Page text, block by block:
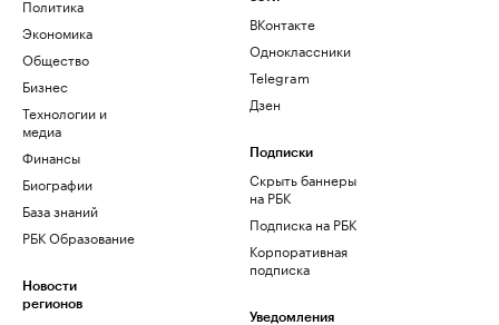
Политика
Экономика
Общество
Бизнес
Технологии и
медиа
Финансы
Биографии
База знаний
РБК Образование
Новости
регионов
ВКонтакте
Одноклассники
Telegram
Дзен
Подписки
Скрыть баннеры
на РБК
Подписка на РБК
Корпоративная
подписка
Уведомления